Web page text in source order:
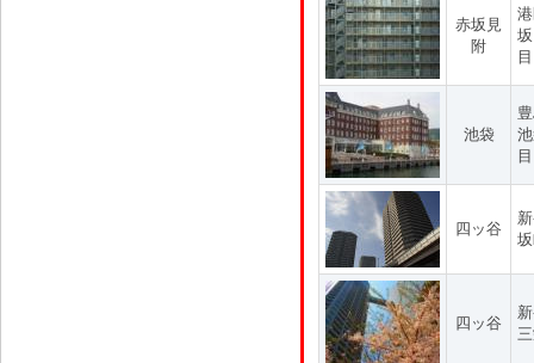
赤坂見
附
目
池袋
四ッ谷
四ッ谷